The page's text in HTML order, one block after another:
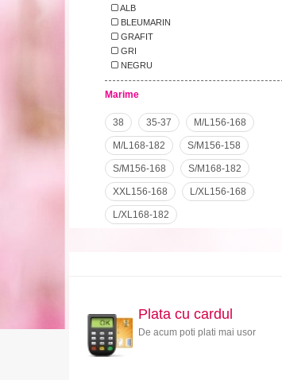
ALB
BLEUMARIN
GRAFIT
GRI
NEGRU
Marime
38 35-37 M/L156-168
M/L168-182 S/M156-158
S/M156-168 S/M168-182
XXL156-168 L/XL156-168
L/XL168-182
Plata cu cardul
De acum poti plati mai usor